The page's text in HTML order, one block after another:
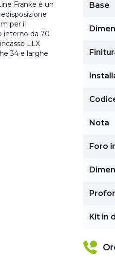
Franke è un
per il
interno da 70
LLX
34 e larghe
Base
Nota
Foro
Kit in